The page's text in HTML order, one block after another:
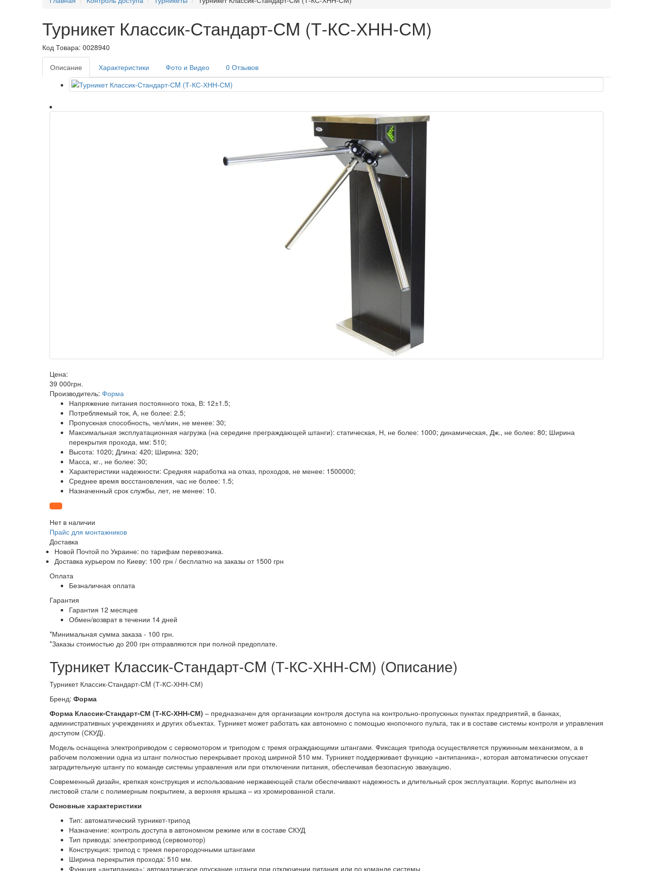
Турникет Классик-Стандарт-СM (Т-КС-ХНН-СМ)
Код Товара: 0028940
Описание Характеристики Фото и Видео 0 Отзывов
Цена:
39 000грн.
Производитель: Форма
Напряжение питания постоянного тока, В: 12±1.5;
Потребляемый ток, А, не более: 2.5;
Пропускная способность, чел/мин, не менее: 30;
Максимальная эксплуатационная нагрузка (на середине преграждающей штанги): статическая, Н, не более: 1000; динамическая, Дж., не более: 80; Ширина
перекрытия прохода, мм: 510;
Высота: 1020; Длина: 420; Ширина: 320;
Масса, кг., не более: 30;
Характеристики надежности: Средняя наработка на отказ, проходов, не менее: 1500000;
Среднее время восстановления, час не более: 1.5;
Назначенный срок службы, лет, не менее: 10.
Нет в наличии
Прайс для монтажников
Доставка
Новой Почтой по Украине: по тарифам перевозчика.
Доставка курьером по Киеву: 100 грн / бесплатно на заказы от 1500 грн
Оплата
Безналичная оплата
Гарантия
Гарантия 12 месяцев
Обмен/возврат в течении 14 дней
*Минимальная сумма заказа - 100 грн.
*Заказы стоимостью до 200 грн отправляются при полной предоплате.
Турникет Классик-Стандарт-СM (Т-КС-ХНН-СМ) (Описание)
Турникет Классик-Стандарт-СM (Т-КС-ХНН-СМ)
Бренд: Форма
Форма Классик-Стандарт-СМ (Т-КС-ХНН-СМ) – предназначен для организации контроля доступа на контрольно-пропускных пунктах предприятий, в банках,
административных учреждениях и других объектах. Турникет может работать как автономно с помощью кнопочного пульта, так и в составе системы контроля и управления
доступом (СКУД).
Модель оснащена электроприводом с сервомотором и триподом с тремя ограждающими штангами. Фиксация трипода осуществляется пружинным механизмом, а в
рабочем положении одна из штанг полностью перекрывает проход шириной 510 мм. Турникет поддерживает функцию «антипаника», которая автоматически опускает
заградительную штангу по команде системы управления или при отключении питания, обеспечивая безопасную эвакуацию.
Современный дизайн, крепкая конструкция и использование нержавеющей стали обеспечивают надежность и длительный срок эксплуатации. Корпус выполнен из
листовой стали с полимерным покрытием, а верхняя крышка – из хромированной стали.
Основные характеристики
Тип: автоматический турникет-трипод
Назначение: контроль доступа в автономном режиме или в составе СКУД
Тип привода: электропривод (сервомотор)
Конструкция: трипод с тремя перегородочными штангами
Ширина перекрытия прохода: 510 мм.
Функция «антипаника»: автоматическое опускание штанги при отключении питания или по команде системы